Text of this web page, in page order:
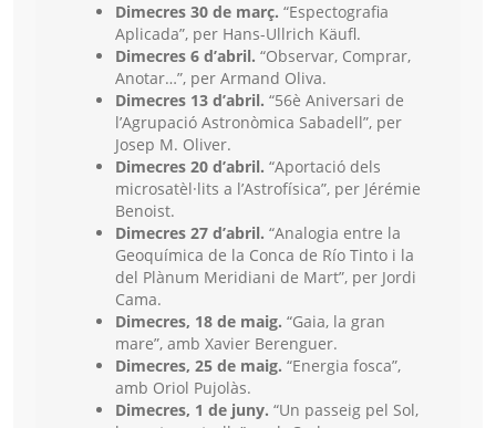
Dimecres 30 de març. “Espectografia
Aplicada”, per Hans-Ullrich Käufl.
Dimecres 6 d’abril. “Observar, Comprar,
Anotar…”, per Armand Oliva.
Dimecres 13 d’abril. “56è Aniversari de
l’Agrupació Astronòmica Sabadell”, per
Josep M. Oliver.
Dimecres 20 d’abril. “Aportació dels
microsatèl·lits a l’Astrofísica”, per Jérémie
Benoist.
Dimecres 27 d’abril. “Analogia entre la
Geoquímica de la Conca de Río Tinto i la
del Plànum Meridiani de Mart”, per Jordi
Cama.
Dimecres, 18 de maig. “Gaia, la gran
mare”, amb Xavier Berenguer.
Dimecres, 25 de maig. “Energia fosca”,
amb Oriol Pujolàs.
Dimecres, 1 de juny. “Un passeig pel Sol,